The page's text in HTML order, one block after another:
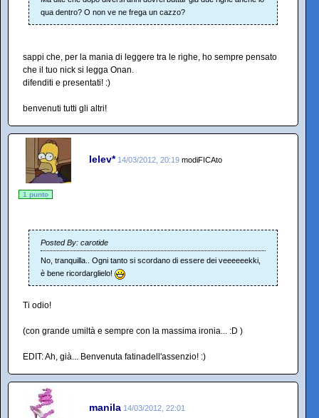
qua dentro? O non ve ne frega un cazzo?
sappi che, per la mania di leggere tra le righe, ho sempre pensato
che il tuo nick si legga Onan.
difenditi e presentati! :)
benvenuti tutti gli altri!
lelev* 14/03/2012, 20:19 modiFICAto
1 punto
Posted By: carotide
No, tranquilla.. Ogni tanto si scordano di essere dei veeeeeekki,
è bene ricordarglielo!
Ti odio!
(con grande umiltà e sempre con la massima ironia... :D )
EDIT: Ah, già... Benvenuta fatinadell'assenzio! :)
manila 14/03/2012, 22:01